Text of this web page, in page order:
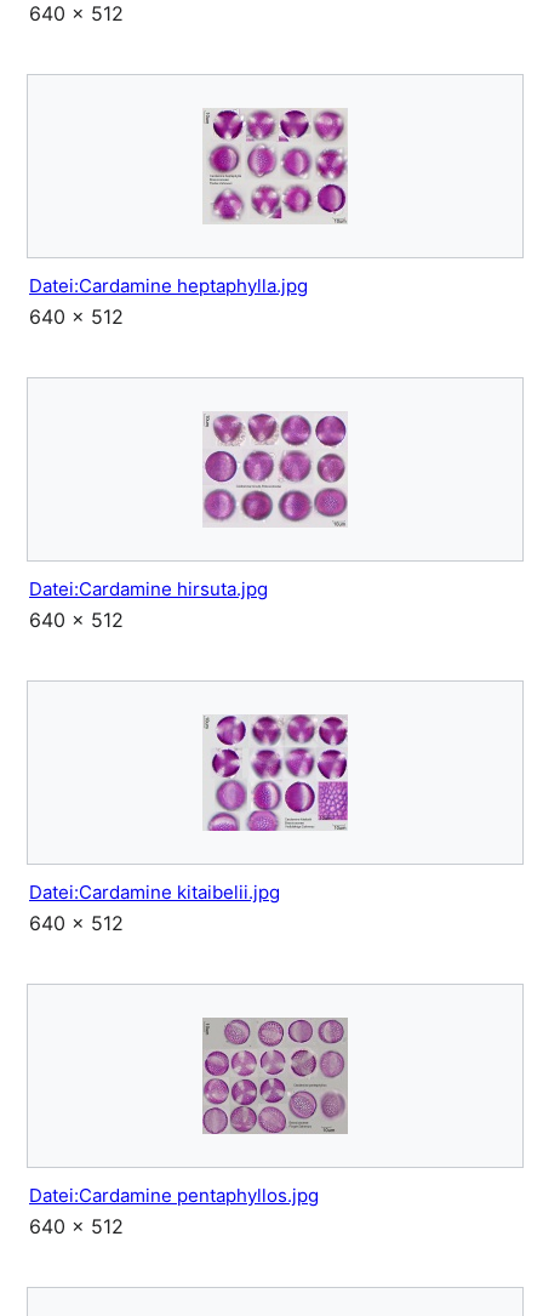
640 × 512
Datei:Cardamine heptaphylla.jpg
640 × 512
Datei:Cardamine hirsuta.jpg
640 × 512
Datei:Cardamine kitaibelii.jpg
640 × 512
Datei:Cardamine pentaphyllos.jpg
640 × 512